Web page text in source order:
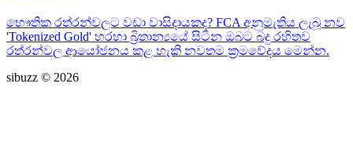
භෞතික රත්රන්වලට වඩා වාසිදායකද? FCA අනුමැතිය ලැබූ නව
'Tokenized Gold' හරහා බ්‍රිතාන්‍යයේ සිටින ඔබට බදු රහිතව
රත්රන්වල ආයෝජනය කළ හැකි නවතම ක්‍රමවේදය මෙන්න.
sibuzz © 2026